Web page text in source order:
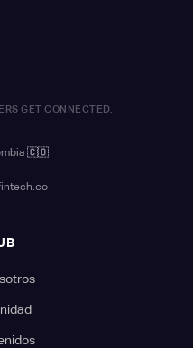
GET CONNECTED.
🇨🇴